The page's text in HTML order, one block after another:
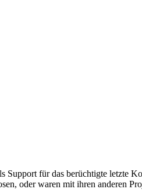
für das berüchtigte letzte
oder waren mit ihren anderen